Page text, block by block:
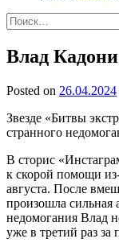
Найти:
Влад Кадони
Posted on 26.04.2024
Звезде «Битвы
странного
В сторис
к скорой помощи
августа. После
произошла сильная
недомогания Влад
уже в третий раз за